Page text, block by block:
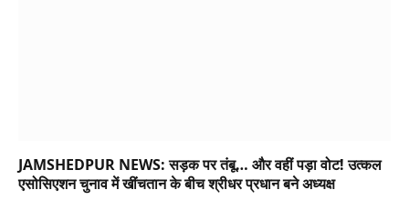
JAMSHEDPUR NEWS: सड़क पर तंबू… और वहीं पड़ा वोट! उत्कल
एसोसिएशन चुनाव में खींचतान के बीच श्रीधर प्रधान बने अध्यक्ष